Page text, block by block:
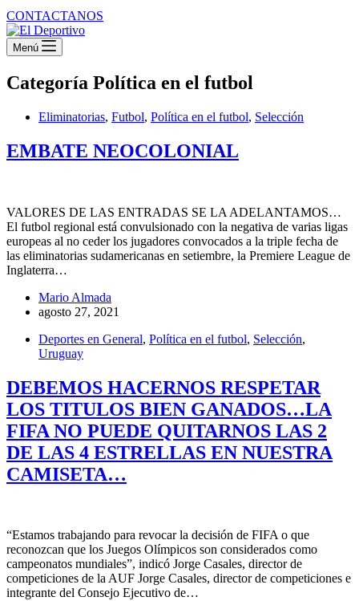
CONTACTANOS
Menú
Categoría Política en el futbol
Eliminatorias, Futbol, Política en el futbol, Selección
EMBATE NEOCOLONIAL
VALORES DE LAS ENTRADAS SE LA ADELANTAMOS…
El futbol regional está convulsionado con la negativa de varias ligas
europeas al no ceder los jugadores convocados a la triple fecha de
las eliminatorias sudamericanas en setiembre, la Premiere League de
Inglaterra…
Mario Almada
agosto 27, 2021
Deportes en General, Política en el futbol, Selección,
Uruguay
DEBEMOS HACERNOS RESPETAR
LOS TITULOS BIEN GANADOS…LA
FIFA NO PUEDE QUITARNOS LAS 2
DE LAS 4 ESTRELLAS EN NUESTRA
CAMISETA…
“Estamos trabajando para revocar la decisión de FIFA o que
reconozcan que los Juegos Olímpicos son considerados como
campeonatos mundiales”, indicó Jorge Casales, director de
competiciones de la AUF Jorge Casales, director de competiciones e
integrante del Consejo Ejecutivo de…